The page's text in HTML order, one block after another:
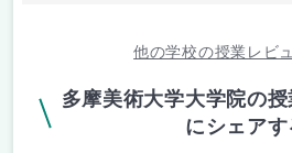
他の学校の授業レビ
多摩美術大学大学院の
にシェアす